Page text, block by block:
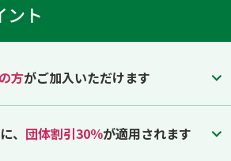
ント
方がご加入いただけます
、 団体割引30％が適用されます